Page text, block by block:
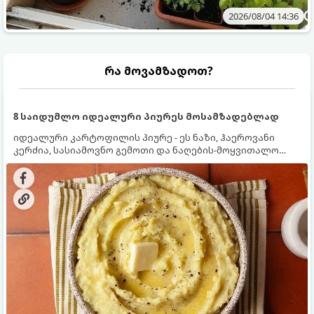
2026/08/04 14:36
რა მოვამზადოთ?
8 საიდუმლო იდეალური პიურეს მოსამზადებლად
იდეალური კარტოფილის პიურე - ეს ნაზი, ჰაეროვანი
კერძია, სასიამოვნო გემოთი და ნაღების-მოყვითალო
ფერით. მისი მომზადება ძალიან მარტივია, მაგრამ
არსებობს რამდენიმე საიდუმლო, რომლებიც უნდა
იცოდეთ, რომ პიურე იდეალურად გემრიელი გამოვიდეს.